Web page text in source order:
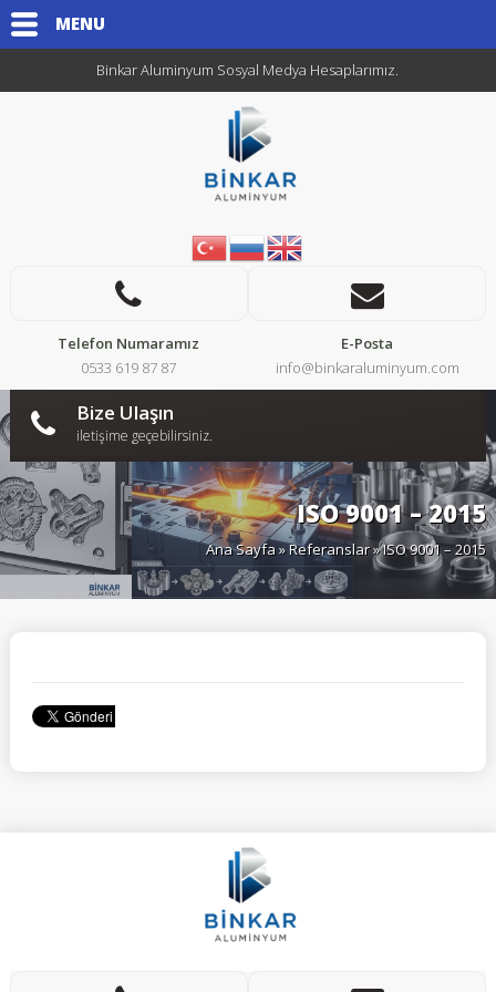
MENU
Binkar Aluminyum Sosyal Medya Hesaplarımız.
Telefon Numaramız
0533 619 87 87
E-Posta
info@binkaraluminyum.com
Bize Ulaşın
iletişime geçebilirsiniz.
ISO 9001 – 2015
Ana Sayfa»Referanslar» ISO 9001 – 2015